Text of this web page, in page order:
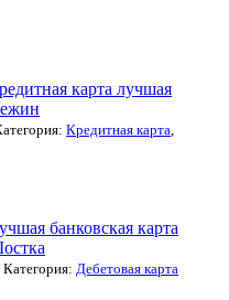
карта лучшая
Кредитная карта
банковская карта
Категория: Дебетовая карта